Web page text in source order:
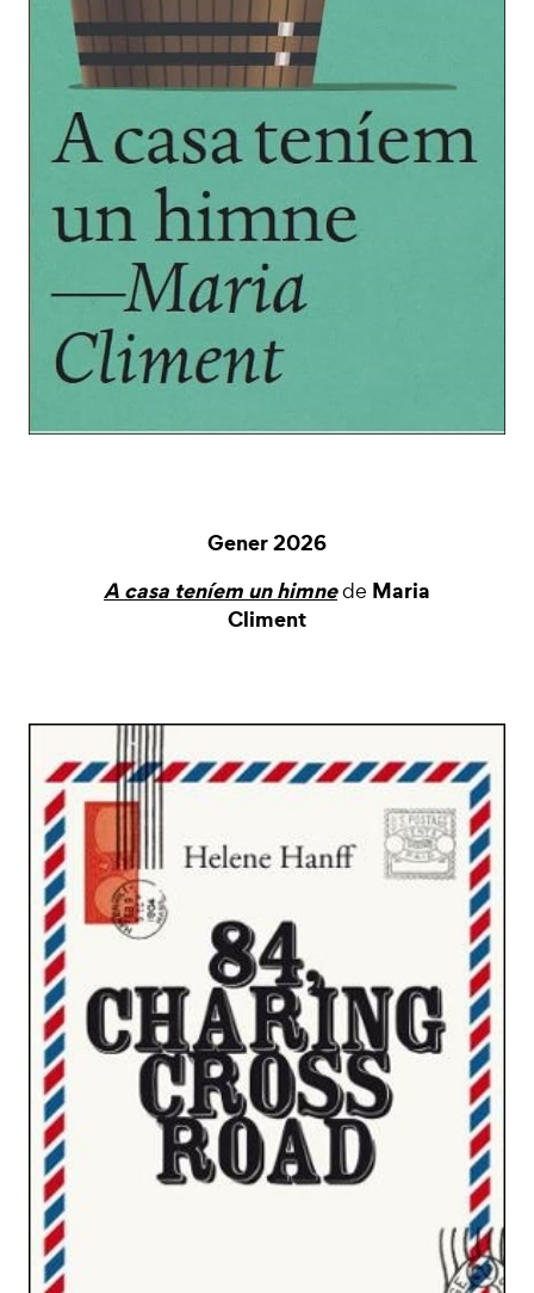
Gener 2026
A casa teníem un himnede Maria
Climent